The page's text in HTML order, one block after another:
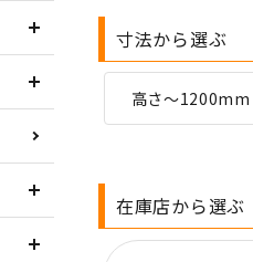
寸法から選ぶ
高さ～1200mm
在庫店から選ぶ